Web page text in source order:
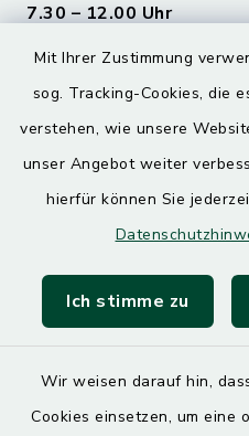
Mit Ihrer Zustimmung
sog. Tracking-Cookies, die
verstehen, wie unsere
unser Angebot weiter
hierfür können Sie
Ich stimme zu
Wir weisen darauf hin,
Cookies einsetzen, um eine
7.30 – 12.00 Uhr
Donnerstag
7.30 – 12.00 Uhr
13.00 – 17.30 Uhr
Quicklinks
SoNNe e. V.